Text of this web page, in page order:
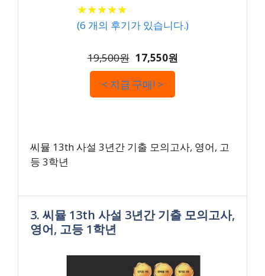
★★★★★
★★★★★
(6 개의 후기가 있습니다.)
19,500원 17,550원
< 지금 구매! >
씨뮬 13th 사설 3년간 기출 모의고사, 영어, 고
등 3학년
3. 씨뮬 13th 사설 3년간 기출 모의고사,
영어, 고등 1학년